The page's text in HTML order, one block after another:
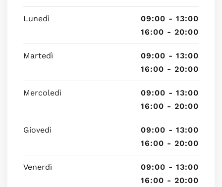
Lunedì
09:00 - 13:00
16:00 - 20:00
Martedì
09:00 - 13:00
16:00 - 20:00
Mercoledì
09:00 - 13:00
16:00 - 20:00
Giovedì
09:00 - 13:00
16:00 - 20:00
Venerdì
09:00 - 13:00
16:00 - 20:00